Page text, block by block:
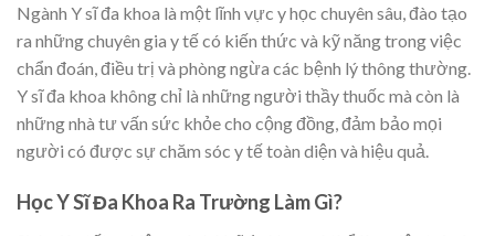
Ngành Y sĩ đa khoa là một lĩnh vực y học chuyên sâu, đào tạo
ra những chuyên gia y tế có kiến thức và kỹ năng trong việc
chẩn đoán, điều trị và phòng ngừa các bệnh lý thông thường.
Y sĩ đa khoa không chỉ là những người thầy thuốc mà còn là
những nhà tư vấn sức khỏe cho cộng đồng, đảm bảo mọi
người có được sự chăm sóc y tế toàn diện và hiệu quả.
Học Y Sĩ Đa Khoa Ra Trường Làm Gì?